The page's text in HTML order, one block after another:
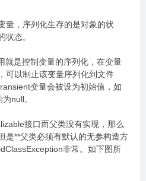
量，序列化生存的是对象的状
状态。
就是控制变量的序列化，在变量
可以制止该变量序列化到文件
变量会被设为初始值，如
null。
接口而父类没有实现，那么
是**父类必须有默认的无参构造方
非常。如下图所